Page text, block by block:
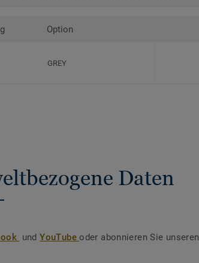
Option
GREY
Daten
undYouTubeoder abonnieren Sie unseren